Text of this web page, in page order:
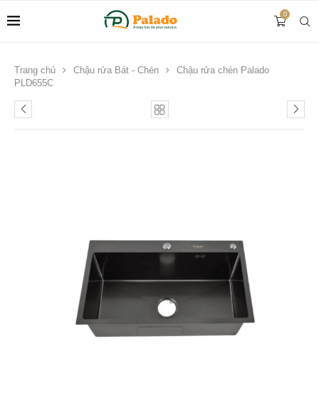
0
Trang chủ Chậu rửa Bát - Chén
Chậu rửa chén Palado
PLD655C